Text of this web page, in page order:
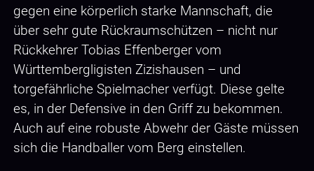
gegen eine körperlich starke Mannschaft, die
über sehr gute Rückraumschützen – nicht nur
Rückkehrer Tobias Effenberger vom
Württembergligisten Zizishausen – und
torgefährliche Spielmacher verfügt. Diese gelte
es, in der Defensive in den Griff zu bekommen.
Auch auf eine robuste Abwehr der Gäste müssen
sich die Handballer vom Berg einstellen.